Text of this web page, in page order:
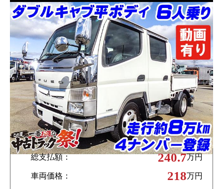
総支払額： 240.7万円
車両価格： 218万円